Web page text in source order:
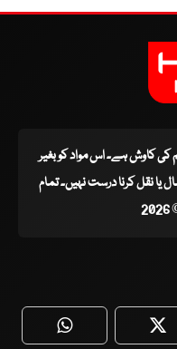
کی کاوش ہے۔ اس مواد کو بغیر
نقل کرنا درست نہیں۔ تمام
WhatsApp